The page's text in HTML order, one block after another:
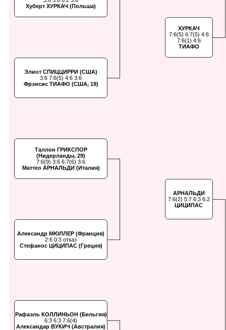
Хуберт ХУРКАЧ (Польша)
Элиот СПИЦЦИРРИ (США)
3:6 7:6(5) 4:6 3:6
Фрэнсис ТИАФО (США, 19)
Таллон ГРИКСПОР
(Нидерланды, 29)
7:6(9) 3:6 6:7(6) 3:6
Маттео АРНАЛЬДИ (Италия)
Александр МЮЛЛЕР (Франция)
2:6 0:3 отказ
Стефанос ЦИЦИПАС (Греция)
Рафаэль КОЛЛИНЬОН (Бельгия)
6:3 6:3 7:6(4)
Александар ВУКИЧ (Австралия)
ХУРКАЧ
7:6(5) 6:7(5) 4:6
7:6(1) 4:6
ТИАФО
АРНАЛЬДИ
7:6(2) 5:7 6:3 6:2
ЦИЦИПАС